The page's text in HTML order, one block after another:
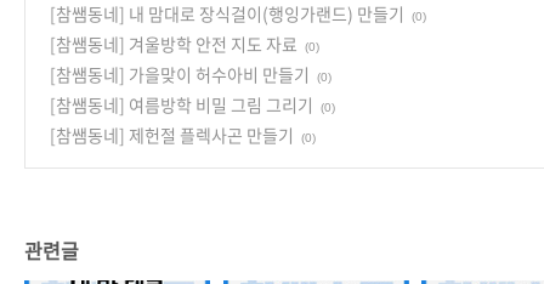
[참쌤동네] 내 맘대로 장식걸이(행잉가랜드) 만들기
(0)
[참쌤동네] 겨울방학 안전 지도 자료 (0)
[참쌤동네] 가을맞이 허수아비 만들기 (0)
[참쌤동네] 여름방학 비밀 그림 그리기 (0)
[참쌤동네] 제헌절 플렉사곤 만들기 (0)
관련글